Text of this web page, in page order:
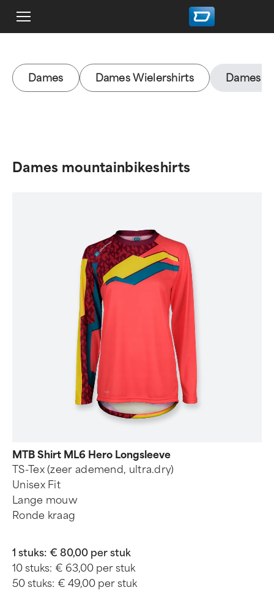
Dames Dames Wielershirts Dames
Dames mountainbikeshirts
MTB Shirt ML6 Hero Longsleeve
TS-Tex (zeer ademend, ultra.dry)
Unisex Fit
Lange mouw
Ronde kraag
1 stuks: € 80,00 per stuk
10 stuks: € 63,00 per stuk
50 stuks: € 49,00 per stuk